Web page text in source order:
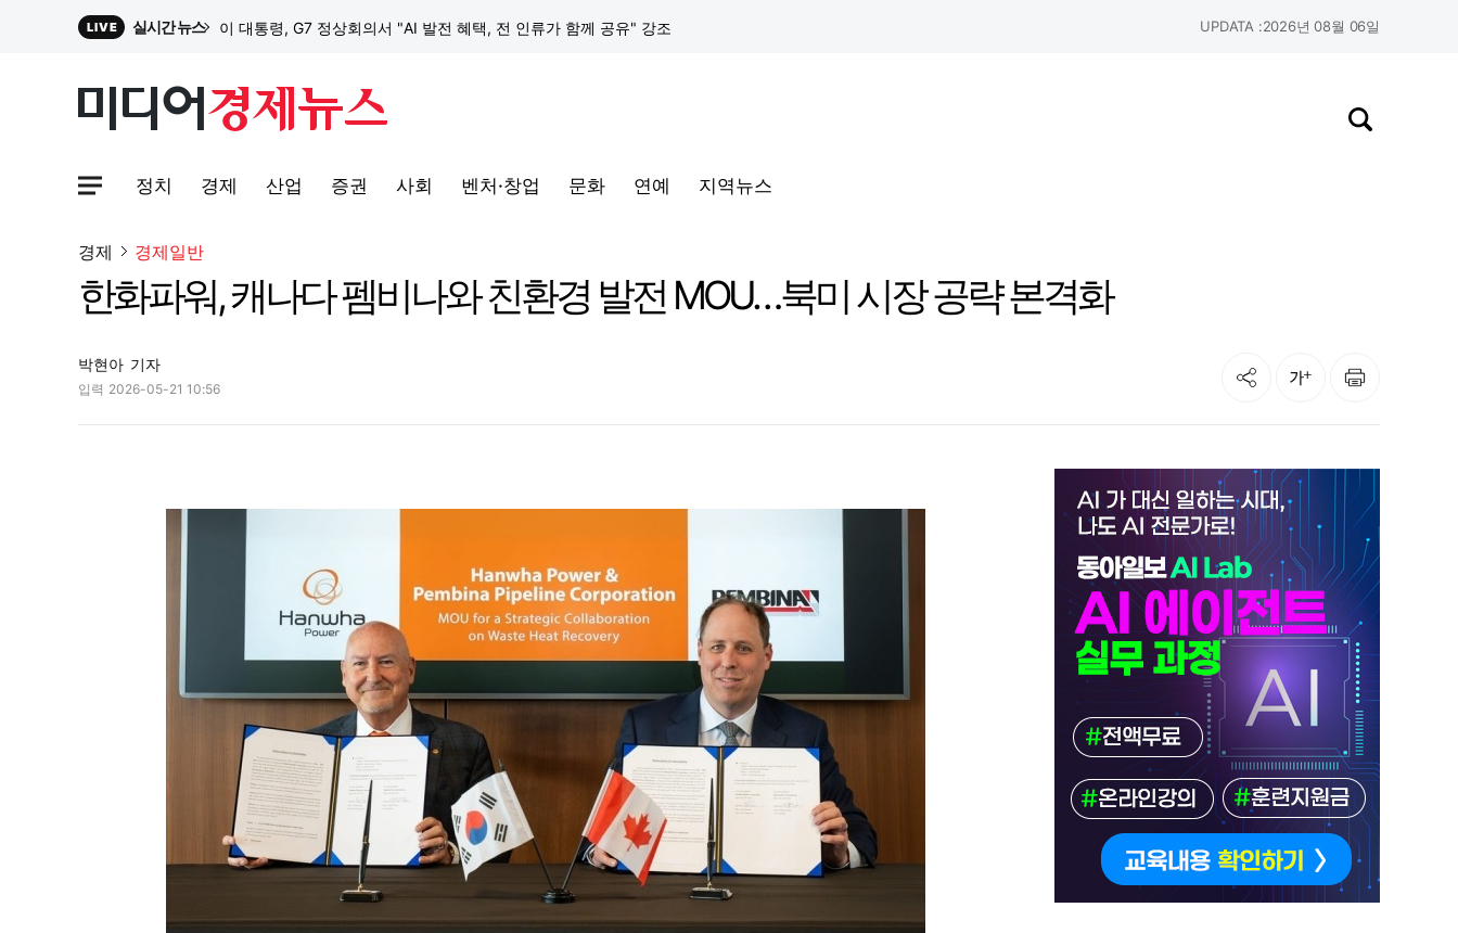
LIVE 실시간 뉴스 이 대통령, G7 정상회의서 "AI 발전 혜택, 전 인류가 함께 공유" 강조
원파디, 롯데백화점 잠실점에서 팝업스토어 오픈
대한전선, 1463억 ‘500kV HVDC 동해안-동서울’ 수주… 시장 확대 본격화
이 대통령, G7 정상회의서 "AI 발전 혜택, 전 인류가 함께 공유" 강조
UPDATA :2026년 08월 06일
사이트맵메뉴 열기
정치 경제 산업 증권 사회 벤처·창업 문화 연예 지역뉴스
검색창 열기
경제 경제일반
한화파워, 캐나다 펨비나와 친환경 발전 MOU…북미 시장 공략 본격화
박현아 기자
입력 2026-05-21 10:56
공유 글자크기 인쇄